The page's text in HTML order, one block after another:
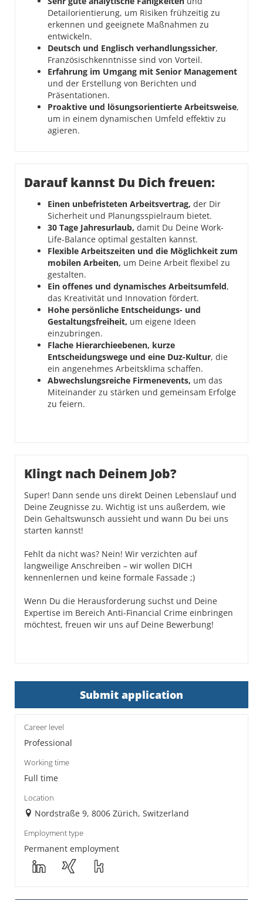
Detailorientierung, um Risiken frühzeitig zu
erkennen und geeignete Maßnahmen zu
entwickeln.
Deutsch und Englisch verhandlungssicher,
Französischkenntnisse sind von Vorteil.
Erfahrung im Umgang mit Senior Management
und der Erstellung von Berichten und
Präsentationen.
Proaktive und lösungsorientierte Arbeitsweise,
um in einem dynamischen Umfeld effektiv zu
agieren.
Darauf kannst Du Dich freuen:
Einen unbefristeten Arbeitsvertrag, der Dir
Sicherheit und Planungsspielraum bietet.
30 Tage Jahresurlaub, damit Du Deine Work-
Life-Balance optimal gestalten kannst.
Flexible Arbeitszeiten und die Möglichkeit zum
mobilen Arbeiten, um Deine Arbeit flexibel zu
gestalten.
Ein offenes und dynamisches Arbeitsumfeld,
das Kreativität und Innovation fördert.
Hohe persönliche Entscheidungs- und
Gestaltungsfreiheit, um eigene Ideen
einzubringen.
Flache Hierarchieebenen, kurze
Entscheidungswege und eine Duz-Kultur, die
ein angenehmes Arbeitsklima schaffen.
Abwechslungsreiche Firmenevents, um das
Miteinander zu stärken und gemeinsam Erfolge
zu feiern.
Klingt nach Deinem Job?
Super! Dann sende uns direkt Deinen Lebenslauf und
Deine Zeugnisse zu. Wichtig ist uns außerdem, wie
Dein Gehaltswunsch aussieht und wann Du bei uns
starten kannst!
Fehlt da nicht was? Nein! Wir verzichten auf
langweilige Anschreiben – wir wollen DICH
kennenlernen und keine formale Fassade ;)
Wenn Du die Herausforderung suchst und Deine
Expertise im Bereich Anti-Financial Crime einbringen
möchtest, freuen wir uns auf Deine Bewerbung!
Submit application
Career level
Professional
Working time
Full time
Location
Nordstraße 9, 8006 Zürich, Switzerland
Employment type
Permanent employment